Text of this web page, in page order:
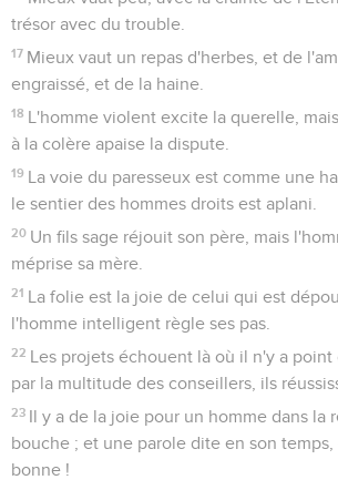
trésor avec du trouble.
17 Mieux vaut un repas d'herbes, et de
engraissé, et de la haine.
18 L'homme violent excite la querelle,
à la colère apaise la dispute.
19 La voie du paresseux est comme une
le sentier des hommes droits est aplani.
20 Un fils sage réjouit son père, mais
méprise sa mère.
21 La folie est la joie de celui qui est
l'homme intelligent règle ses pas.
22 Les projets échouent là où il n'y a point
par la multitude des conseillers, ils
23 Il y a de la joie pour un homme dans la
bouche ; et une parole dite en son
bonne !